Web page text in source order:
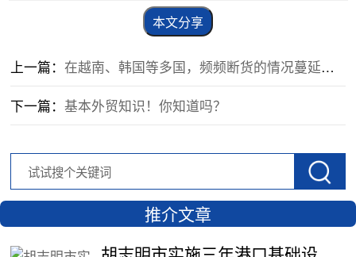
本文分享
上一篇：在越南、韩国等多国，频频断货的情况蔓延至诸多行业！
下一篇：基本外贸知识！你知道吗？
推介文章